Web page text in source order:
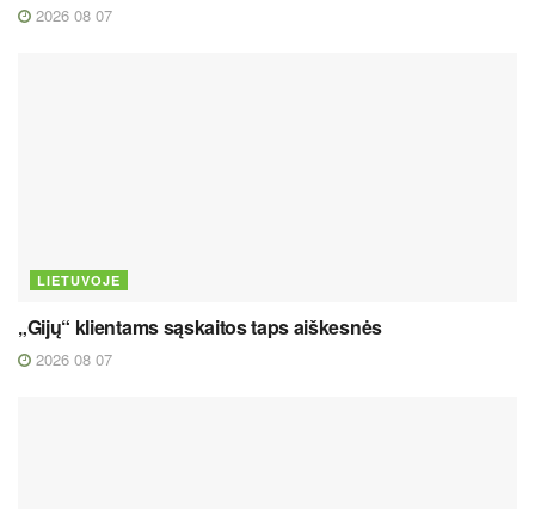
2026 08 07
LIETUVOJE
„Gijų“ klientams sąskaitos taps aiškesnės
2026 08 07